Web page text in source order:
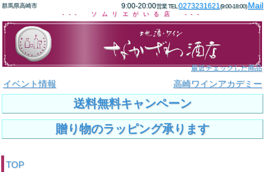
群馬県高崎市 9:00-20:00営業 TEL:0273231621(9:00-18:00)Mail
--- ソムリエがいる店 ---
最近チェックした商品
イベント情報 高崎ワインアカデミー
送料無料キャンペーン
贈り物のラッピング承ります
TOP